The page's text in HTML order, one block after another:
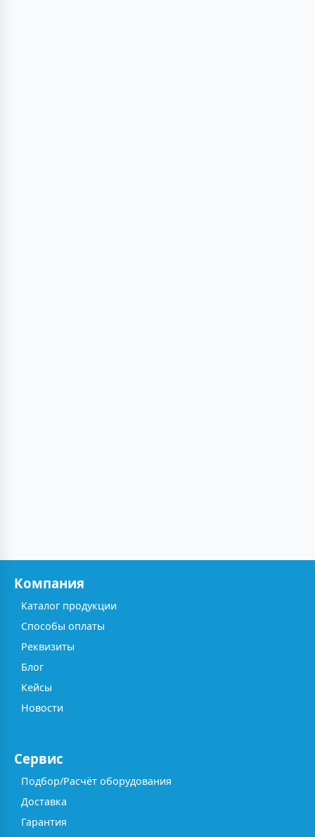
Компания
Каталог продукции
Способы оплаты
Реквизиты
Блог
Кейсы
Новости
Сервис
Подбор/Расчёт оборудования
Доставка
Гарантия